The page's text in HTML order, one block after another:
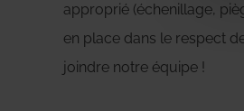
approprié (échenillage,
en place dans le respect
joindre notre équipe !